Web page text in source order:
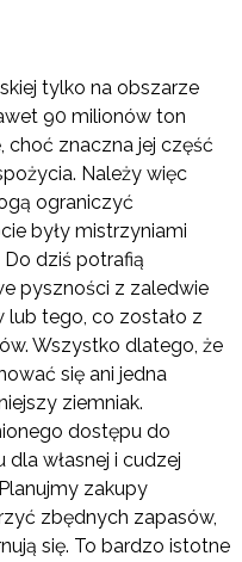
tylko na obszarze
90 milionów ton
choć znaczna jej część
Należy więc
ograniczyć
były mistrzyniami
dziś potrafią
pyszności z zaledwie
lub tego, co zostało z
Wszystko dlatego, że
się ani jedna
ziemniak.
dostępu do
własnej i cudzej
zakupy
zbędnych zapasów,
się. To bardzo istotne